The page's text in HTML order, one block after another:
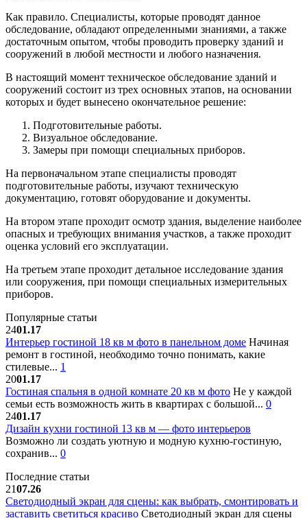
Как правило. Специалисты, которые проводят данное
обследование, обладают определенными знаниями, а также
достаточным опытом, чтобы проводить проверку зданий и
сооружений в любой местности и любого назначения.
В настоящий момент техническое обследование зданий и
сооружений состоит из трех основных этапов, на основании
которых и будет вынесено окончательное решение:
Подготовительные работы.
Визуальное обследование.
Замеры при помощи специальных приборов.
На первоначальном этапе специалисты проводят
подготовительные работы, изучают техническую
документацию, готовят оборудование и документы.
На втором этапе проходит осмотр здания, выделение наиболее
опасных и требующих внимания участков, а также проходит
оценка условий его эксплуатации.
На третьем этапе проходит детальное исследование здания
или сооружения, при помощи специальных измерительных
приборов.
Популярные статьи
2401.17
Интерьер гостиной 18 кв м фото в панельном доме Начиная
ремонт в гостиной, необходимо точно понимать, какие
стилевые... 1
2001.17
Гостиная спальня в одной комнате 20 кв м фото Не у каждой
семьи есть возможность жить в квартирах с большой... 0
2401.17
Дизайн кухни гостиной 13 кв м — фото интерьеров
Возможно ли создать уютную и модную кухню-гостиную,
сохранив... 0
Последние статьи
2107.26
Светодиодный экран для сцены: как выбрать, смонтировать и
заставить светиться красиво Светодиодный экран для сцены